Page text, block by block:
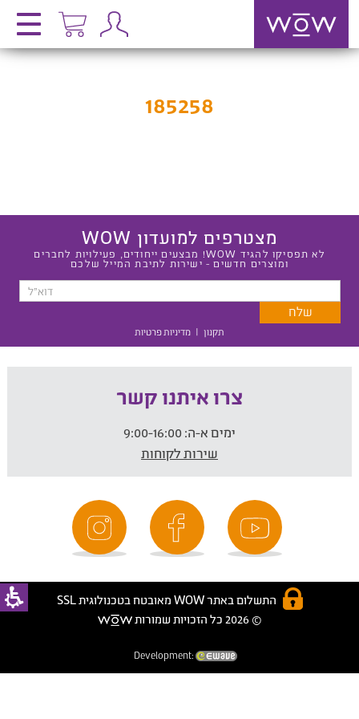
185258
מצטרפים למועדון WOW
לא תפסיקו להגיד WOW! מבצעים ייחודים, פעילויות לחברים
ומוצרים חדשים - ישירות לתיבת המייל שלכם
תקנון | מדיניות פרטיות
צרו איתנו קשר
ימים א-ה:
שירות לקוחות
התשלום באתר WOW מאובטח בטכנולוגית SSL
© 2026 כל הזכויות שמורות
Development: